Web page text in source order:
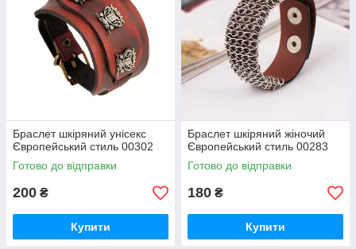
Браслет шкіряний унісекс
Європейський стиль 00302
Готово до відправки
200 ₴
Купити
Браслет шкіряний жіночий
Європейський стиль 00283
Готово до відправки
180 ₴
Купити